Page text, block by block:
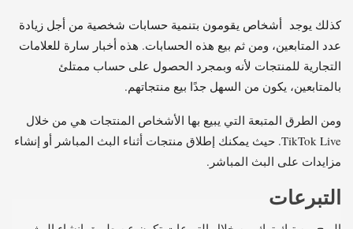
كذلك يوجد أشخاص يقومون بتنمية حسابات شخصية من أجل زيادة
عدد المتابعين، ومن ثم بيع هذه الحسابات. هذه أخبار سارة للعلامات
التجارية للمنتجات لأنه وبمجرد الحصول على حساب ممتلئ
بالمتابعين، يكون من السهل جدًا بيع منتجاتهم.
ومن الطرق المتبعة التي يبيع بها الأشخاص المنتجات هي من خلال
TikTok Live. حيث يمكنك إطلاق منتجات أثناء البث المباشر أو إنشاء
مزايدات على البث المباشر.
التبرعات